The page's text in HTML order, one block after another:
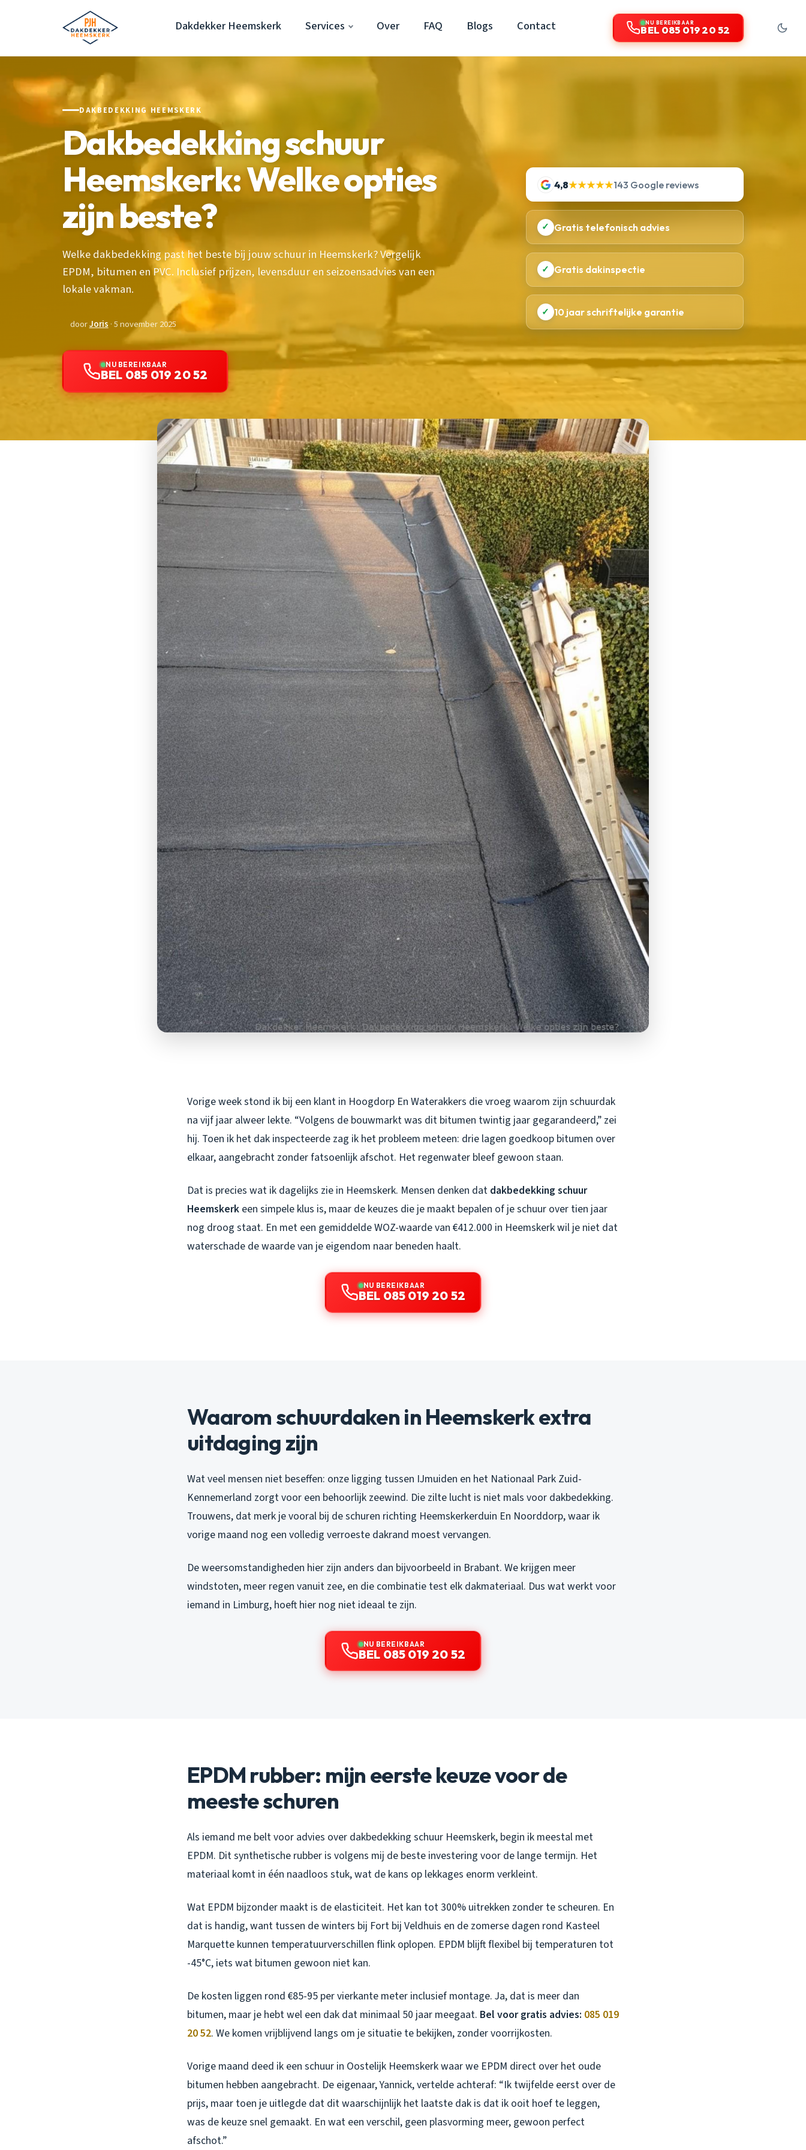
Dakdekker Heemskerk Services Over FAQ Blogs Contact NU BEREIKBAAR
BEL 085 019 20 52
DAKBEDEKKING HEEMSKERK
Dakbedekking schuur
Heemskerk: Welke opties
zijn beste?
Welke dakbedekking past het beste bij jouw schuur in Heemskerk? Vergelijk
EPDM, bitumen en PVC. Inclusief prijzen, levensduur en seizoensadvies van een
lokale vakman.
doorJoris · 5 november 2025
NU BEREIKBAAR
BEL 085 019 20 52
4,8★★★★★143 Google reviews
✓ Gratis telefonisch advies
✓ Gratis dakinspectie
✓ 10 jaar schriftelijke garantie
Vorige week stond ik bij een klant in Hoogdorp En Waterakkers die vroeg waarom zijn schuurdak
na vijf jaar alweer lekte. “Volgens de bouwmarkt was dit bitumen twintig jaar gegarandeerd,” zei
hij. Toen ik het dak inspecteerde zag ik het probleem meteen: drie lagen goedkoop bitumen over
elkaar, aangebracht zonder fatsoenlijk afschot. Het regenwater bleef gewoon staan.
Dat is precies wat ik dagelijks zie in Heemskerk. Mensen denken dat dakbedekking schuur
Heemskerk een simpele klus is, maar de keuzes die je maakt bepalen of je schuur over tien jaar
nog droog staat. En met een gemiddelde WOZ-waarde van €412.000 in Heemskerk wil je niet dat
waterschade de waarde van je eigendom naar beneden haalt.
NU BEREIKBAAR
BEL 085 019 20 52
Waarom schuurdaken in Heemskerk extra
uitdaging zijn
Wat veel mensen niet beseffen: onze ligging tussen IJmuiden en het Nationaal Park Zuid-
Kennemerland zorgt voor een behoorlijk zeewind. Die zilte lucht is niet mals voor dakbedekking.
Trouwens, dat merk je vooral bij de schuren richting Heemskerkerduin En Noorddorp, waar ik
vorige maand nog een volledig verroeste dakrand moest vervangen.
De weersomstandigheden hier zijn anders dan bijvoorbeeld in Brabant. We krijgen meer
windstoten, meer regen vanuit zee, en die combinatie test elk dakmateriaal. Dus wat werkt voor
iemand in Limburg, hoeft hier nog niet ideaal te zijn.
NU BEREIKBAAR
BEL 085 019 20 52
EPDM rubber: mijn eerste keuze voor de
meeste schuren
Als iemand me belt voor advies over dakbedekking schuur Heemskerk, begin ik meestal met
EPDM. Dit synthetische rubber is volgens mij de beste investering voor de lange termijn. Het
materiaal komt in één naadloos stuk, wat de kans op lekkages enorm verkleint.
Wat EPDM bijzonder maakt is de elasticiteit. Het kan tot 300% uitrekken zonder te scheuren. En
dat is handig, want tussen de winters bij Fort bij Veldhuis en de zomerse dagen rond Kasteel
Marquette kunnen temperatuurverschillen flink oplopen. EPDM blijft flexibel bij temperaturen tot
-45°C, iets wat bitumen gewoon niet kan.
De kosten liggen rond €85-95 per vierkante meter inclusief montage. Ja, dat is meer dan
bitumen, maar je hebt wel een dak dat minimaal 50 jaar meegaat. Bel voor gratis advies: 085 019
20 52. We komen vrijblijvend langs om je situatie te bekijken, zonder voorrijkosten.
Vorige maand deed ik een schuur in Oostelijk Heemskerk waar we EPDM direct over het oude
bitumen hebben aangebracht. De eigenaar, Yannick, vertelde achteraf: “Ik twijfelde eerst over de
prijs, maar toen je uitlegde dat dit waarschijnlijk het laatste dak is dat ik ooit hoef te leggen,
was de keuze snel gemaakt. En wat een verschil, geen plasvorming meer, gewoon perfect
afschot.”